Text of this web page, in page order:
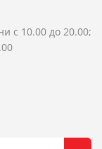
с 10.00 до 20.00;